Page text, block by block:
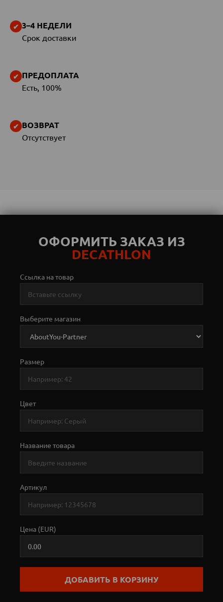
3–4 НЕДЕЛИ
Срок доставки
ПРЕДОПЛАТА
Есть, 100%
ВОЗВРАТ
Отсутствует
ОФОРМИТЬ ЗАКАЗ ИЗ
DECATHLON
Ссылка на товар
Выберите магазин
Размер
Цвет
Название товара
Артикул
Цена (EUR)
ДОБАВИТЬ В КОРЗИНУ